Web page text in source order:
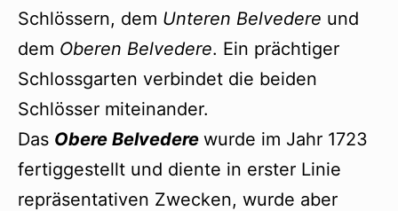
Schlössern, dem Unteren Belvedere und
dem Oberen Belvedere. Ein prächtiger
Schlossgarten verbindet die beiden
Schlösser miteinander.
Das Obere Belvedere wurde im Jahr 1723
fertiggestellt und diente in erster Linie
repräsentativen Zwecken, wurde aber